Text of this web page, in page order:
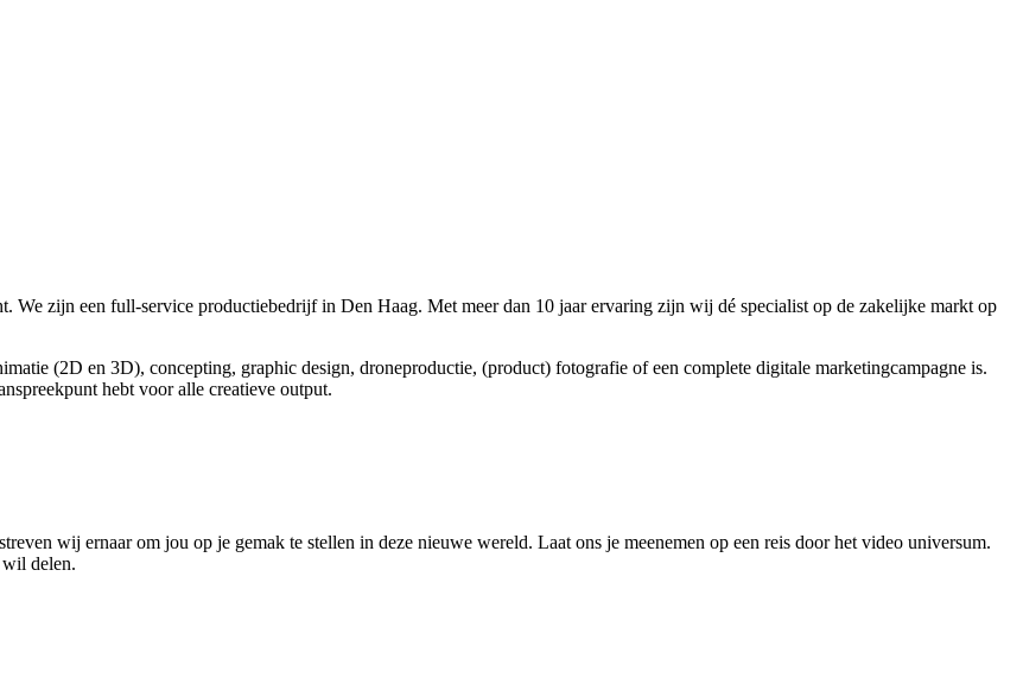
We zijn een full-service productiebedrijf in Den Haag. Met meer dan 10 jaar ervaring zijn wij dé specialist op de zakelijke markt op
(2D en 3D), concepting, graphic design, droneproductie, (product) fotografie of een complete digitale marketingcampagne is.
hebt voor alle creatieve output.
wij ernaar om jou op je gemak te stellen in deze nieuwe wereld. Laat ons je meenemen op een reis door het video universum.
delen.